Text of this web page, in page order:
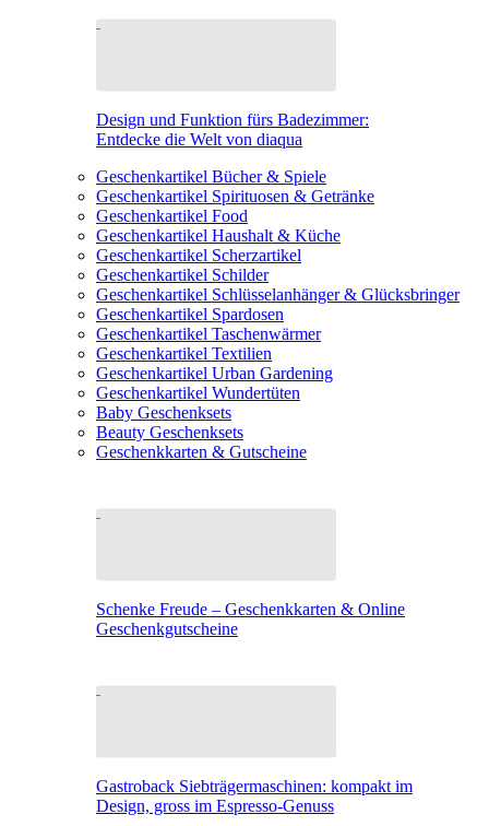
Design und Funktion fürs Badezimmer:
Entdecke die Welt von diaqua
Geschenkartikel Bücher & Spiele
Geschenkartikel Spirituosen & Getränke
Geschenkartikel Food
Geschenkartikel Haushalt & Küche
Geschenkartikel Scherzartikel
Geschenkartikel Schilder
Geschenkartikel Schlüsselanhänger & Glücksbringer
Geschenkartikel Spardosen
Geschenkartikel Taschenwärmer
Geschenkartikel Textilien
Geschenkartikel Urban Gardening
Geschenkartikel Wundertüten
Baby Geschenksets
Beauty Geschenksets
Geschenkkarten & Gutscheine
Schenke Freude – Geschenkkarten & Online
Geschenkgutscheine
Gastroback Siebträgermaschinen: kompakt im
Design, gross im Espresso-Genuss